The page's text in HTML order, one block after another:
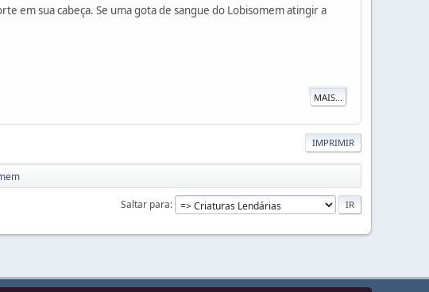
em sua cabeça. Se uma gota de sangue do Lobisomem atingir a
MAIS...
IMPRIMIR
Saltar para